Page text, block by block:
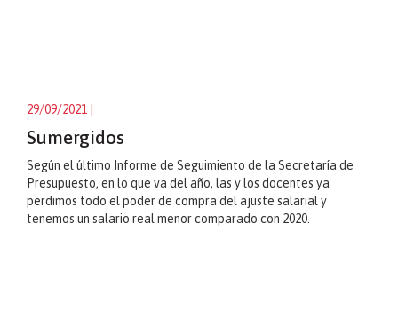
29/09/2021
Sumergidos
Según el último Informe de Seguimiento de la Secretaría de
Presupuesto, en lo que va del año, las y los docentes ya
perdimos todo el poder de compra del ajuste salarial y
tenemos un salario real menor comparado con 2020.